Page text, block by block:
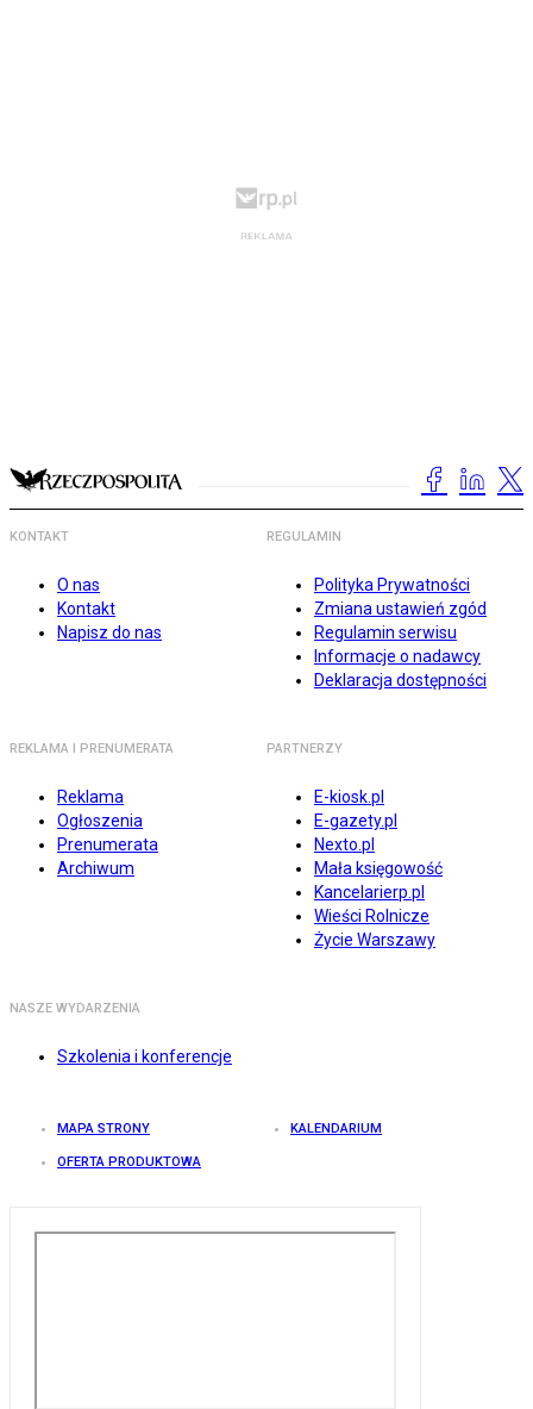
KONTAKT
O nas
Kontakt
Napisz do nas
REGULAMIN
Polityka Prywatności
Zmiana ustawień zgód
Regulamin serwisu
Informacje o nadawcy
Deklaracja dostępności
REKLAMA I PRENUMERATA
Reklama
Ogłoszenia
Prenumerata
Archiwum
PARTNERZY
E-kiosk.pl
E-gazety.pl
Nexto.pl
Mała księgowość
Kancelarierp.pl
Wieści Rolnicze
Życie Warszawy
NASZE WYDARZENIA
Szkolenia i konferencje
MAPA STRONY KALENDARIUM
OFERTA PRODUKTOWA